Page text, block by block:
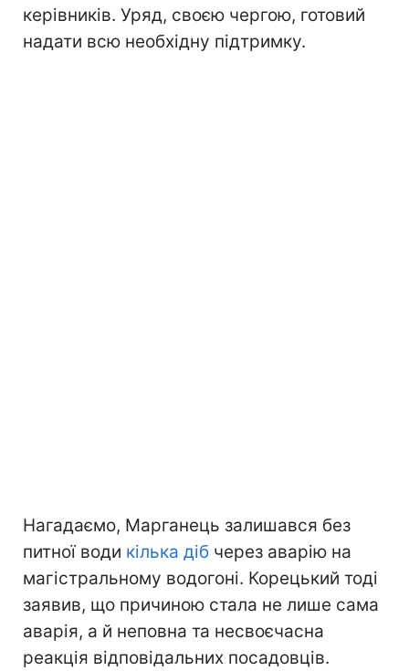
керівників. Уряд, своєю чергою, готовий
надати всю необхідну підтримку.
Нагадаємо, Марганець залишався без
питної води кілька діб через аварію на
магістральному водогоні. Корецький тоді
заявив, що причиною стала не лише сама
аварія, а й неповна та несвоєчасна
реакція відповідальних посадовців.